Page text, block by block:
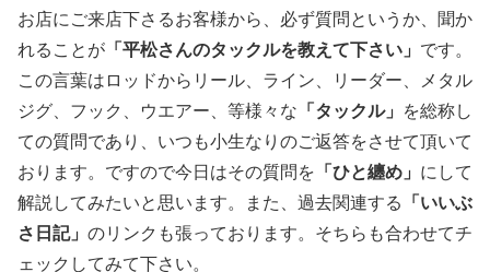
お店にご来店下さるお客様から、必ず質問というか、聞か
れることが 「平松さんのタックルを教えて下さい」 です。
この言葉はロッドからリール、ライン、リーダー、メタル
ジグ、フック、ウエアー、等様々な 「タックル」
を総称し
ての質問であり、いつも小生なりのご返答をさせて頂いて
おります。ですので今日はその質問を 「ひと纏め」 にして
解説してみたいと思います。また、過去関連する
「いいぶ
さ日記」 のリンクも張っております。そちらも合わせてチ
ェックしてみて下さい。